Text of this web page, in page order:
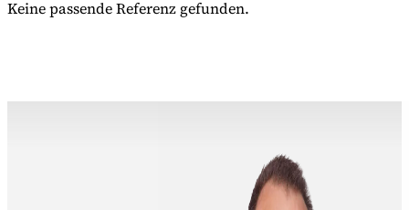
Keine passende Referenz gefunden.